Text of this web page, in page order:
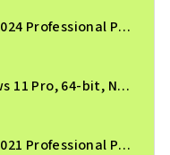
Microsoft Office 2024 Professional Plus, online aktivace, LTSC, Multilingual
Microsoft Windows 11 Pro, 64-bit, Nová elektronická licence, EU
Microsoft Office 2021 Professional Plus, online aktivace LTSC, Multilingual